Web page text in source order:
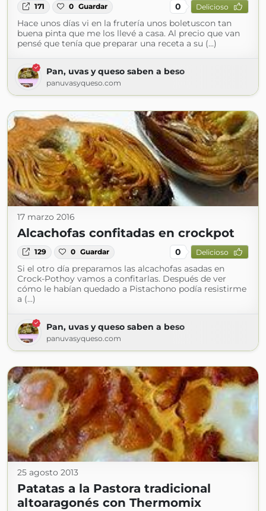
171 0 Guardar 0 Delicioso
Hace unos días vi en la frutería unos boletuscon tan
buena pinta que me los llevé a casa. Al precio que van
pensé que tenía que preparar una receta a su (...)
Pan, uvas y queso saben a beso
panuvasyqueso.com
17 marzo 2016
Alcachofas confitadas en crockpot
129 0 Guardar 0 Delicioso
Si el otro día preparamos las alcachofas asadas en
Crock-Pothoy vamos a confitarlas. Después de ver
cómo le habían quedado a Pistachono podía resistirme
a (...)
Pan, uvas y queso saben a beso
panuvasyqueso.com
25 agosto 2013
Patatas a la Pastora tradicional
altoaragonés con Thermomix